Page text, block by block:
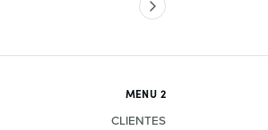
MENU 2
CLIENTES